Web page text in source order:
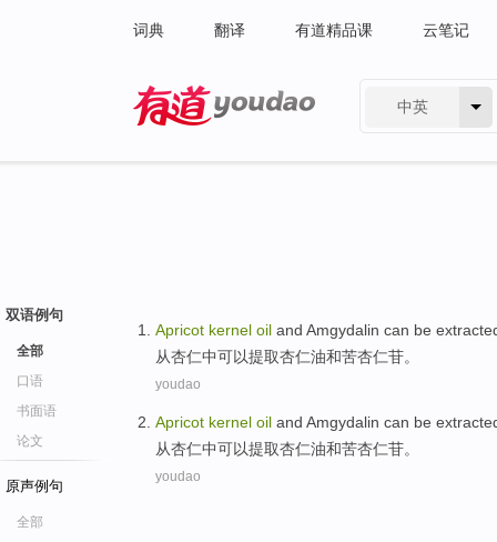
词典 翻译 有道精品课 云笔记
中英
双语例句
全部
口语
书面语
论文
原声例句
全部
Apricot kernel oil and Amgydalin can be
从杏仁中可以提取杏仁油和苦杏仁苷。
youdao
Apricot kernel oil and Amgydalin can be
从杏仁中可以提取杏仁油和苦杏仁苷。
youdao